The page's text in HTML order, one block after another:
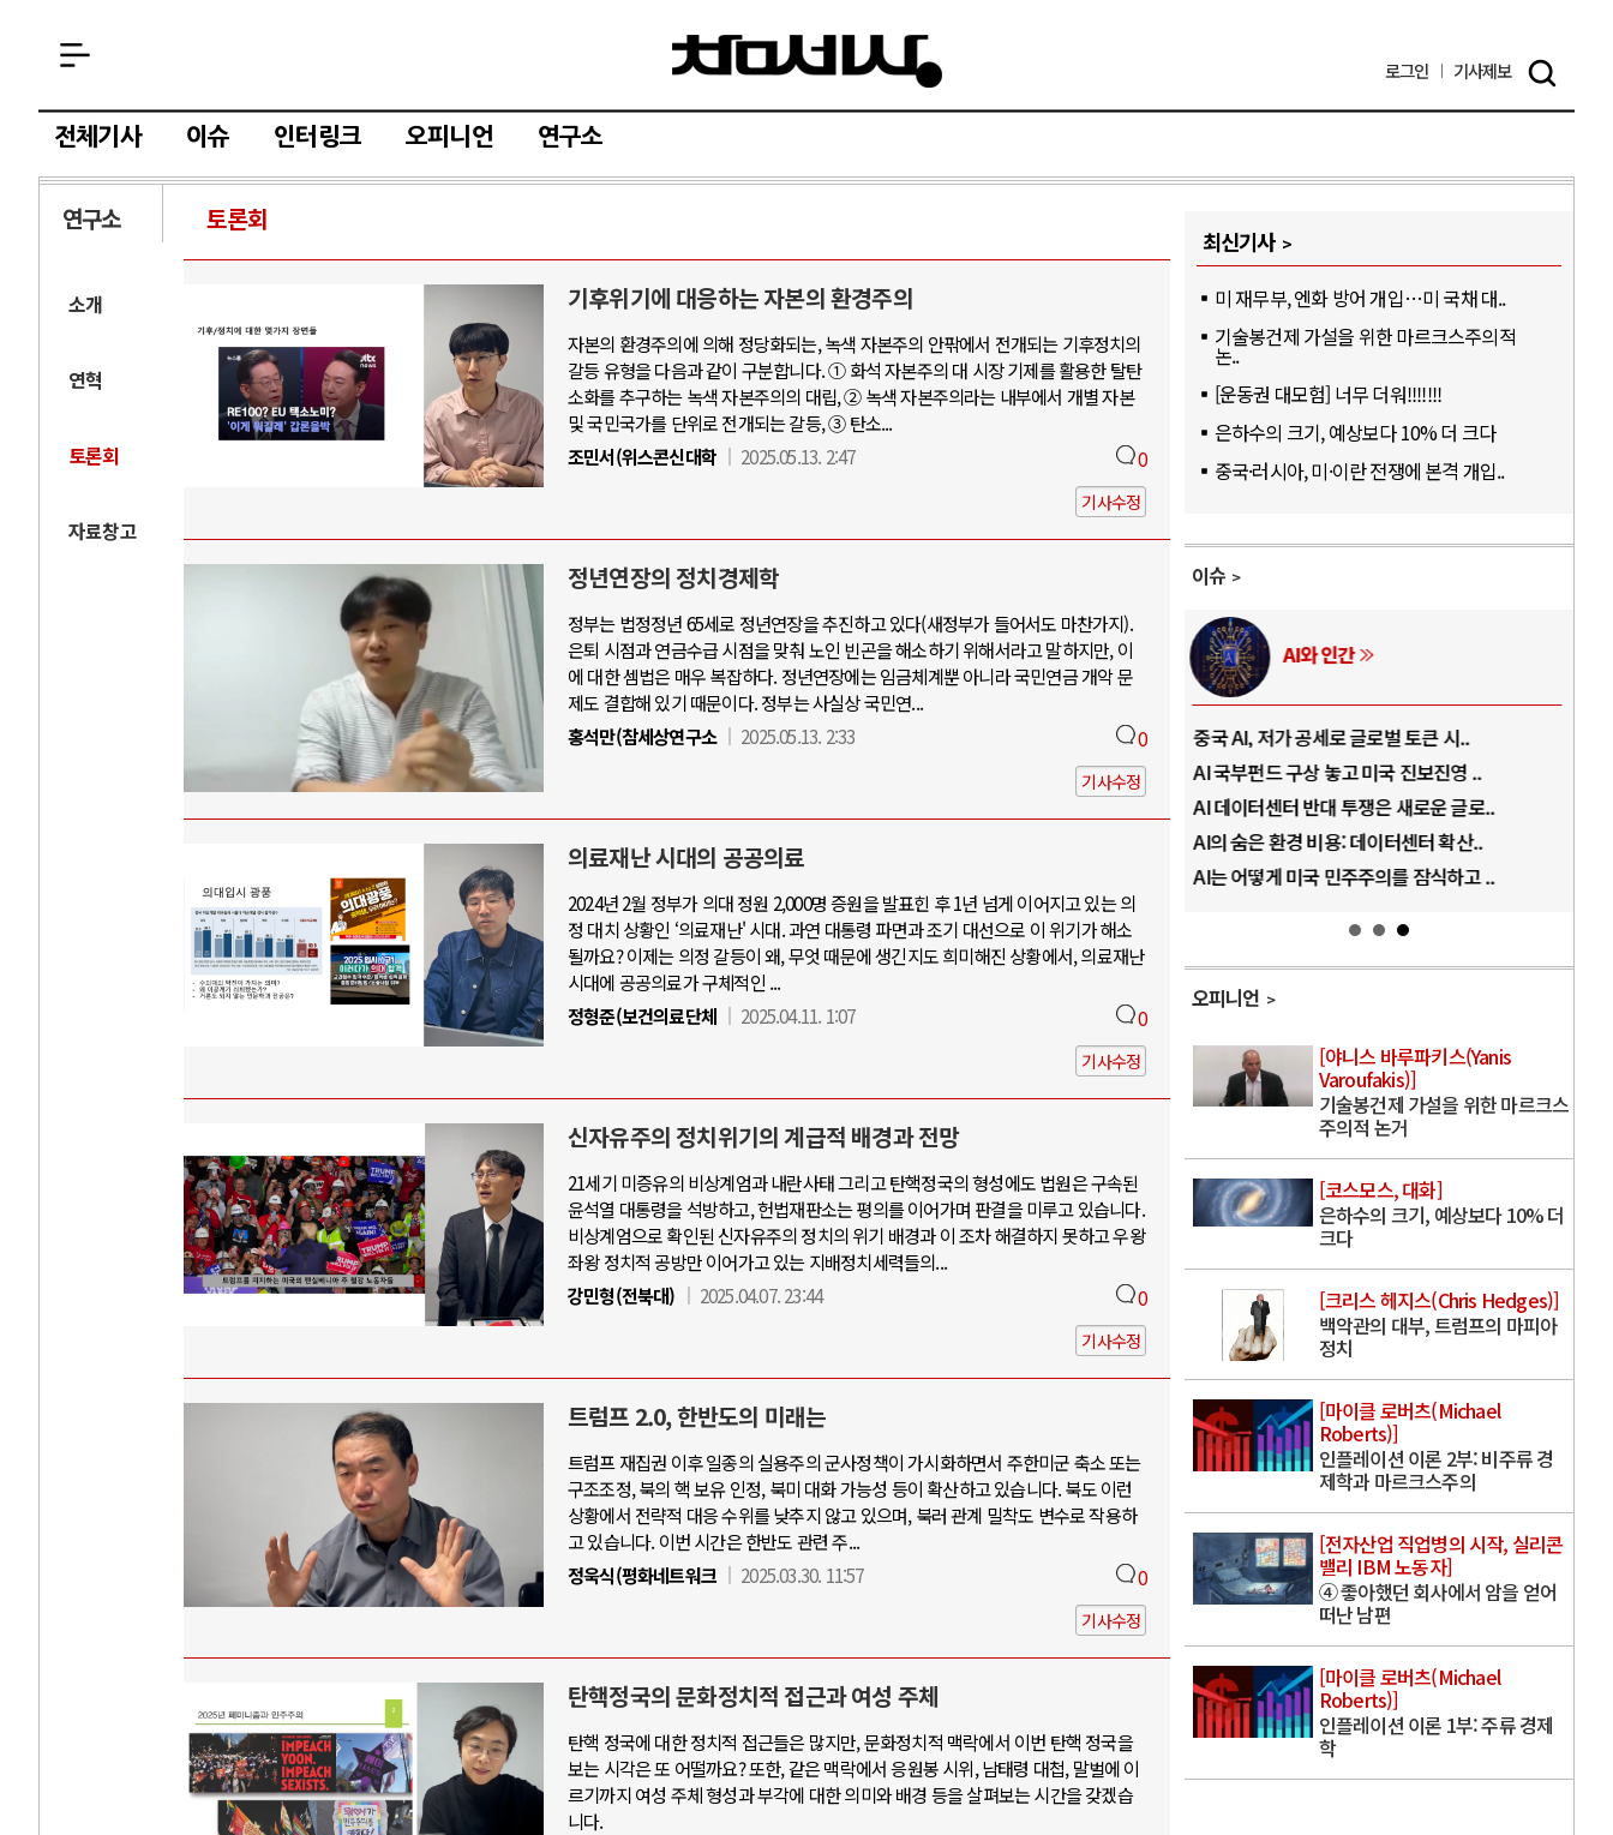
로그인 기사제보
전체기사 이슈 인터링크 오피니언 연구소
연구소 토론회
소개
연혁
토론회
자료창고
기후위기에 대응하는 자본의 환경주의
자본의 환경주의에 의해 정당화되는, 녹색 자본주의 안팎에서 전개되는 기후정치의
갈등 유형을 다음과 같이 구분합니다. ① 화석 자본주의 대 시장 기제를 활용한 탈탄
소화를 추구하는 녹색 자본주의의 대립, ② 녹색 자본주의라는 내부에서 개별 자본
및 국민국가를 단위로 전개되는 갈등, ③ 탄소...
조민서(위스콘신대학
2025.05.13. 2:47 0
기사수정
정년연장의 정치경제학
정부는 법정정년 65세로 정년연장을 추진하고 있다(새정부가 들어서도 마찬가지).
은퇴 시점과 연금수급 시점을 맞춰 노인 빈곤을 해소하기 위해서라고 말하지만, 이
에 대한 셈법은 매우 복잡하다. 정년연장에는 임금체계뿐 아니라 국민연금 개악 문
제도 결합해 있기 때문이다. 정부는 사실상 국민연...
홍석만(참세상연구소
2025.05.13. 2:33 0
기사수정
의료재난 시대의 공공의료
2024년 2월 정부가 의대 정원 2,000명 증원을 발표힌 후 1년 넘게 이어지고 있는 의
정 대치 상황인 ‘의료재난' 시대. 과연 대통령 파면과 조기 대선으로 이 위기가 해소
될까요? 이제는 의정 갈등이 왜, 무엇 때문에 생긴지도 희미해진 상황에서, 의료재난
시대에 공공의료가 구체적인 ...
정형준(보건의료단체
2025.04.11. 1:07 0
기사수정
신자유주의 정치위기의 계급적 배경과 전망
21세기 미증유의 비상계엄과 내란사태 그리고 탄핵정국의 형성에도 법원은 구속된
윤석열 대통령을 석방하고, 헌법재판소는 평의를 이어가며 판결을 미루고 있습니다.
비상계엄으로 확인된 신자유주의 정치의 위기 배경과 이 조차 해결하지 못하고 우왕
좌왕 정치적 공방만 이어가고 있는 지배정치세력들의...
강민형(전북대)
2025.04.07. 23:44 0
기사수정
트럼프 2.0, 한반도의 미래는
트럼프 재집권 이후 일종의 실용주의 군사정책이 가시화하면서 주한미군 축소 또는
구조조정, 북의 핵 보유 인정, 북미 대화 가능성 등이 확산하고 있습니다. 북도 이런
상황에서 전략적 대응 수위를 낮추지 않고 있으며, 북러 관계 밀착도 변수로 작용하
고 있습니다. 이번 시간은 한반도 관련 주...
정욱식(평화네트워크
2025.03.30. 11:57 0
기사수정
탄핵정국의 문화정치적 접근과 여성 주체
탄핵 정국에 대한 정치적 접근들은 많지만, 문화정치적 맥락에서 이번 탄핵 정국을
보는 시각은 또 어떨까요? 또한, 같은 맥락에서 응원봉 시위, 남태령 대첩, 말벌에 이
르기까지 여성 주체 형성과 부각에 대한 의미와 배경 등을 살펴보는 시간을 갖겠습
니다.
최신기사
미 재무부, 엔화 방어 개입…미 국채 대..
기술봉건제 가설을 위한 마르크스주의적
논..
[운동권 대모험] 너무 더워!!!!!!!
은하수의 크기, 예상보다 10% 더 크다
중국·러시아, 미·이란 전쟁에 본격 개입..
이슈
중국 AI, 저가 공세로 글로벌 토큰 시..
AI 국부펀드 구상 놓고 미국 진보진영 ..
러시아-우크라이나 전쟁
전쟁의 추상화: 우크라이나, 대리전의 역..
EU·우크라이나 드론 협력 직후, 러시아..
우크라이나, 덴마크, 에스토니아, 네덜란..
러·우크라, 대규모 공습 주고받아…민간 ..
중동 위기
호르무즈 갈등 격화, 트럼프 정치·경제 ..
호르무즈 해협 통행료를 철회한 트럼프
이란, 호르무즈 해협 봉쇄 선택한 배경
AI와 인간
중국 AI, 저가 공세로 글로벌 토큰 시..
AI 국부펀드 구상 놓고 미국 진보진영 ..
AI 데이터센터 반대 투쟁은 새로운 글로..
AI의 숨은 환경 비용: 데이터센터 확산..
AI는 어떻게 미국 민주주의를 잠식하고 ..
오피니언
[야니스 바루파키스(Yanis
Varoufakis)]
기술봉건제 가설을 위한 마르크스
주의적 논거
[코스모스, 대화]
은하수의 크기, 예상보다 10% 더
크다
[크리스 헤지스(Chris Hedges)]
백악관의 대부, 트럼프의 마피아
정치
[마이클 로버츠(Michael
Roberts)]
인플레이션 이론 2부: 비주류 경
제학과 마르크스주의
[전자산업 직업병의 시작, 실리콘
밸리 IBM 노동자]
④ 좋아했던 회사에서 암을 얻어
떠난 남편
[마이클 로버츠(Michael
Roberts)]
인플레이션 이론 1부: 주류 경제
학